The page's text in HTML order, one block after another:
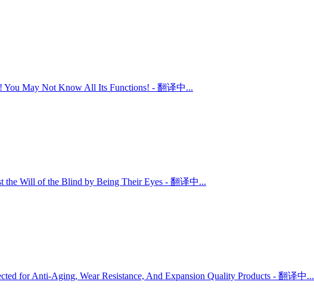
You May Not Know All Its Functions! - 翻译中...
the Will of the Blind by Being Their Eyes - 翻译中...
for Anti-Aging, Wear Resistance, And Expansion Quality Products - 翻译中...